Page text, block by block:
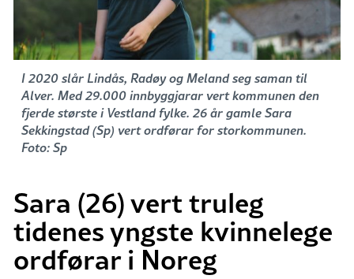
I 2020 slår Lindås, Radøy og Meland seg saman til
Alver. Med 29.000 innbyggjarar vert kommunen den
fjerde største i Vestland fylke. 26 år gamle Sara
Sekkingstad (Sp) vert ordførar for storkommunen.
Foto: Sp
Sara (26) vert truleg
tidenes yngste kvinnelege
ordførar i Noreg